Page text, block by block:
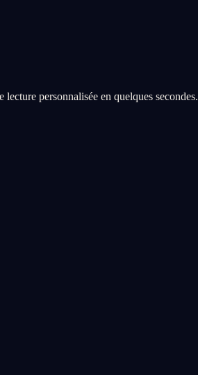
personnalisée en quelques secondes.